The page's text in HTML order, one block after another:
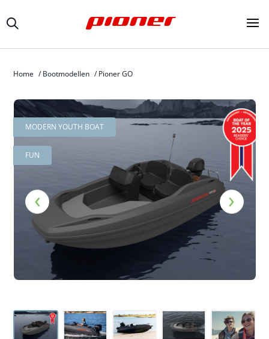
Home /Bootmodellen /Pioner GO
MODERN YOUTH BOAT
FUN
‹ ›